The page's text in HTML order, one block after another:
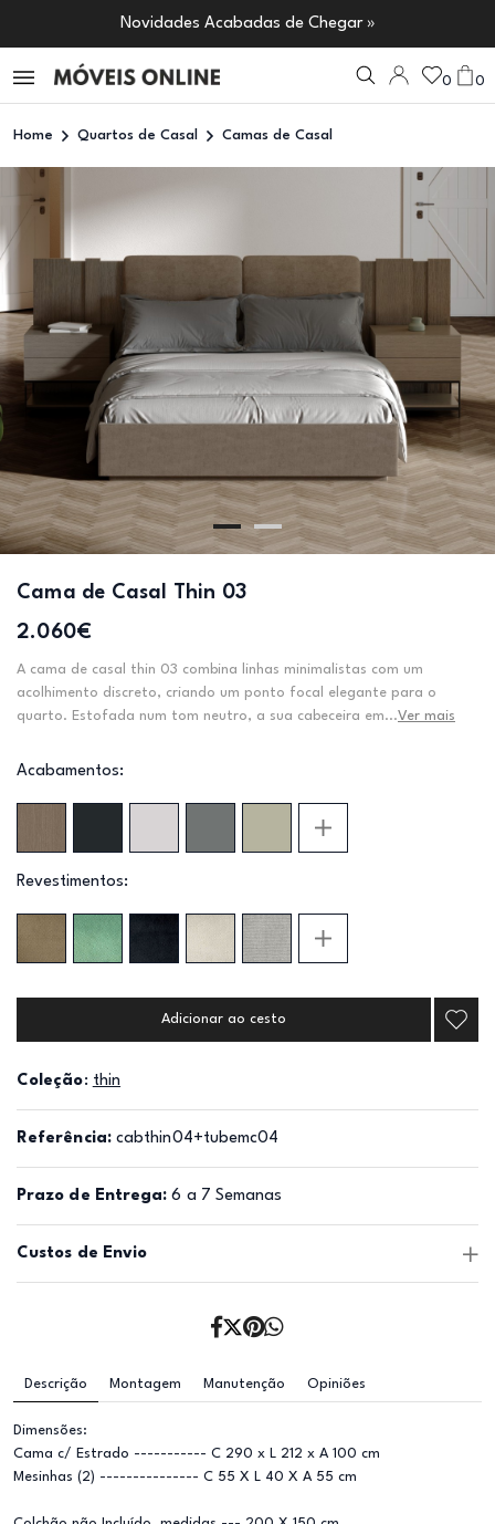
Novidades Acabadas de Chegar »
0 0
Home Quartos de Casal Camas de Casal
Cama de Casal Thin 03
2.060€
A cama de casal thin 03 combina linhas minimalistas com um
acolhimento discreto, criando um ponto focal elegante para o
quarto. Estofada num tom neutro, a sua cabeceira em...Ver mais
Acabamentos:
Revestimentos:
Adicionar ao cesto
Coleção: thin
Referência: cabthin04+tubemc04
Prazo de Entrega: 6 a 7 Semanas
Custos de Envio
Descrição Montagem Manutenção Opiniões
Dimensões:
Cama c/ Estrado ----------- C 290 x L 212 x A 100 cm
Mesinhas (2) --------------- C 55 X L 40 X A 55 cm